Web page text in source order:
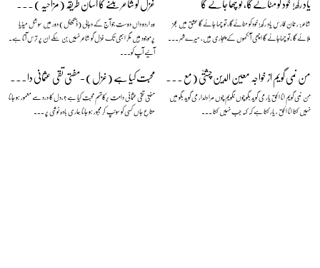
وہ اردو داں دوست جو آج کے دجالی (ڈیجیٹل) دور میں سوشل میڈیا
پرموجود ہیں مگر ابھی تک غزل گو شاعر نہیں بن سکے ان پر ترس آتا ہے۔
آئیے آپ کو...
شاعر: رحمان فارس یاد رکھ! خود کو مٹائےگا، تو چھا جائے گا عشق میں عجز
ملائے گا ،تو چھاجائے گا اچھی آنکھوں کے پجاری ہیں، میرےشہر ...
محبت کیا ہے (غزل) -مفتی تقی عثمانی دامت برکاتہم
مفتی تقی عثمانی دامت برکاتہم محبت کیا ہے ؟،دل کا درد سے معمور ہو جانا
متاعِ جاں کسی کو سونپ کر مجبور ہو جانا ہماری بادہ نوشی پر ...
من نمی گویم از خواجہ معین الدین چشتیؒ (مع منظوم اردو ترجمہ)
من نمی گویم انا الحق یار می گوید بگو چوں نگویم چوں مرا دلدار می گوید بگو میں
نہیں کہتا انا الحق ، یار کہتا ہے کہ کہہ جب نہیں کہتا ...